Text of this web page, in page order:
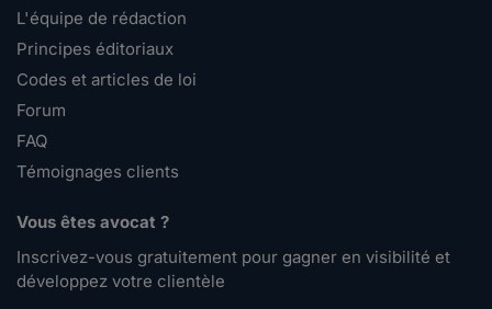
L'équipe de rédaction
Principes éditoriaux
Codes et articles de loi
Forum
FAQ
Témoignages clients
Vous êtes avocat ?
Inscrivez-vous gratuitement pour gagner en visibilité et
développez votre clientèle